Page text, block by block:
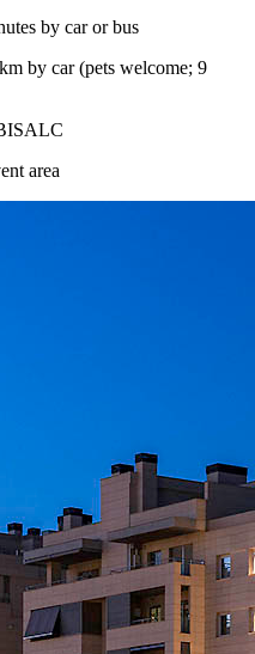
by car or bus
by car (pets welcome; 9
area